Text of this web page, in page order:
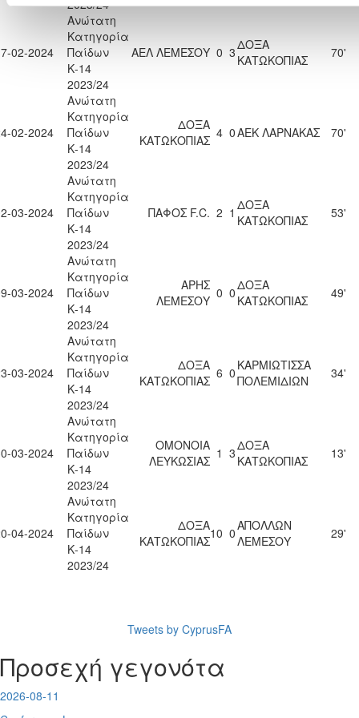
2023/24
02-2024
Ανώτατη
Κατηγορία
Παίδων
Κ-14
2023/24
ΑΕΛ ΛΕΜΕΣΟΥ 0 3ΔΟΞΑ
ΚΑΤΩΚΟΠΙΑΣ
70'
02-2024
Ανώτατη
Κατηγορία
Παίδων
Κ-14
2023/24
ΔΟΞΑ
ΚΑΤΩΚΟΠΙΑΣ 4 0ΑΕΚ ΛΑΡΝΑΚΑΣ 70'
03-2024
Ανώτατη
Κατηγορία
Παίδων
Κ-14
2023/24
ΠΑΦΟΣ F.C. 2 1 ΔΟΞΑ
ΚΑΤΩΚΟΠΙΑΣ
53'
03-2024
Ανώτατη
Κατηγορία
Παίδων
Κ-14
2023/24
ΑΡΗΣ
ΛΕΜΕΣΟΥ 0 0ΔΟΞΑ
ΚΑΤΩΚΟΠΙΑΣ
49'
03-2024
Ανώτατη
Κατηγορία
Παίδων
Κ-14
2023/24
ΔΟΞΑ
ΚΑΤΩΚΟΠΙΑΣ 6 0 ΚΑΡΜΙΩΤΙΣΣΑ
ΠΟΛΕΜΙΔΙΩΝ
34'
03-2024
Ανώτατη
Κατηγορία
Παίδων
Κ-14
2023/24
ΟΜΟΝΟΙΑ
ΛΕΥΚΩΣΙΑΣ 1 3ΔΟΞΑ
ΚΑΤΩΚΟΠΙΑΣ
13'
04-2024
Ανώτατη
Κατηγορία
Παίδων
Κ-14
2023/24
ΔΟΞΑ
ΚΑΤΩΚΟΠΙΑΣ10 0ΑΠΟΛΛΩΝ
ΛΕΜΕΣΟΥ
29'
Tweets by CyprusFA
Προσεχή γεγονότα
2026-08-11